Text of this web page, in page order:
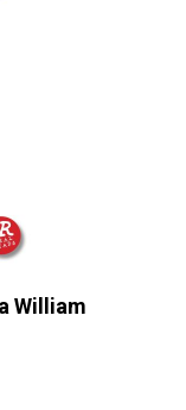
William